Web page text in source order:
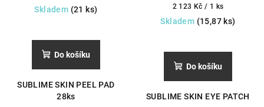
Skladem (21 ks)
hodnocení
produktu
z
5
Do košíku
SUBLIME SKIN PEEL PAD
28ks
Měrná
cena:
2 123 Kč / 1 ks
Skladem (15,87 ks)
hodnocení
produktu
z
Do košíku
SUBLIME SKIN EYE PATCH